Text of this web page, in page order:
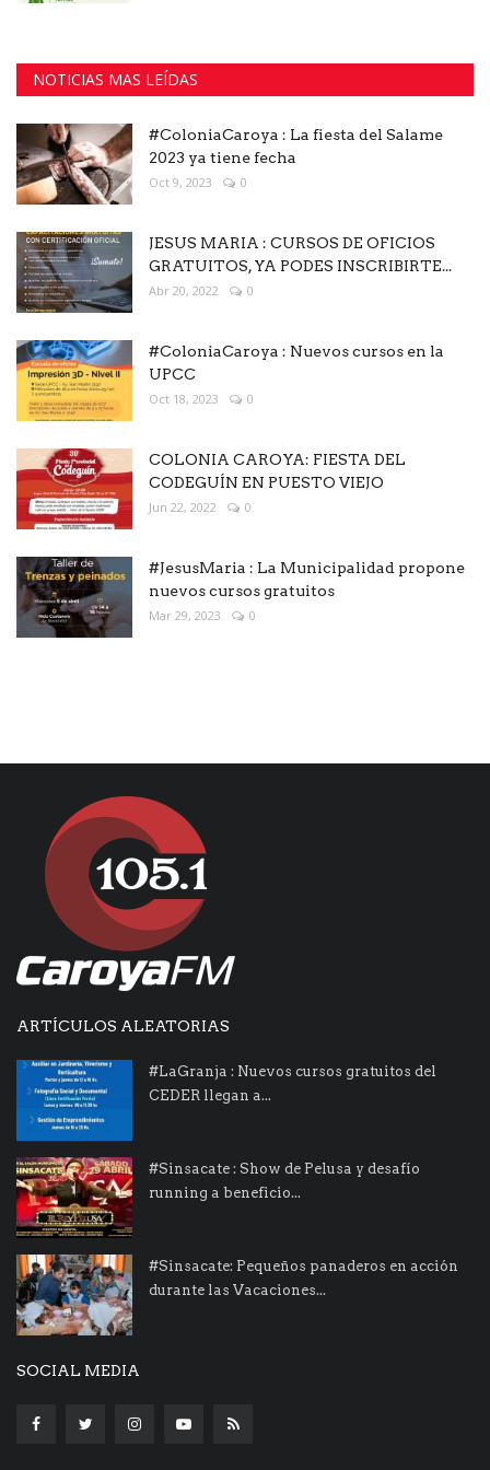
NOTICIAS MAS LEÍDAS
#ColoniaCaroya : La fiesta del Salame
2023 ya tiene fecha
Oct 9, 2023 0
JESUS MARIA : CURSOS DE OFICIOS
GRATUITOS, YA PODES INSCRIBIRTE...
Abr 20, 2022 0
#ColoniaCaroya : Nuevos cursos en la
UPCC
Oct 18, 2023 0
COLONIA CAROYA: FIESTA DEL
CODEGUÍN EN PUESTO VIEJO
Jun 22, 2022 0
#JesusMaria : La Municipalidad propone
nuevos cursos gratuitos
Mar 29, 2023 0
ARTÍCULOS ALEATORIAS
#LaGranja : Nuevos cursos gratuitos del
CEDER llegan a...
#Sinsacate : Show de Pelusa y desafío
running a beneficio...
#Sinsacate: Pequeños panaderos en acción
durante las Vacaciones...
SOCIAL MEDIA